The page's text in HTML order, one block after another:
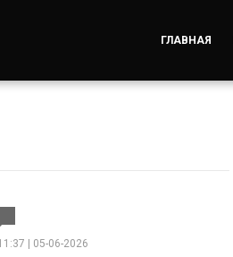
ГЛАВНАЯ
| 05-06-2026